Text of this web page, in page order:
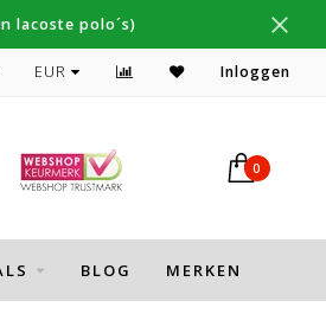
lacoste polo´s)
Maine, Cavallaro, Desoto
EUR Inloggen
0
BLOG MERKEN